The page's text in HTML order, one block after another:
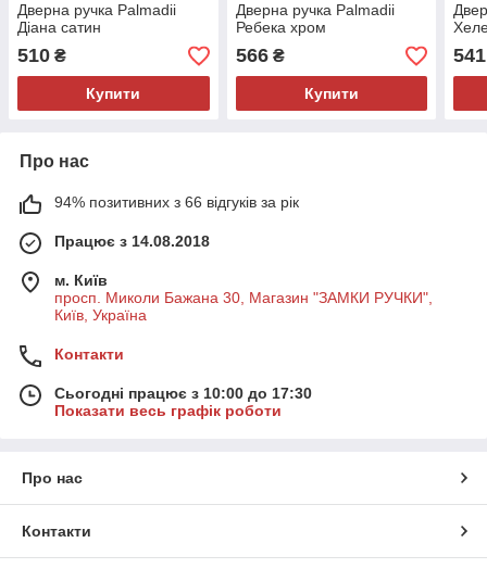
Дверна ручка Palmadii
Діана сатин
510 ₴
Купити
Дверна ручка Palmadii
Ребека хром
566₴
Купити
541
Про нас
94% позитивних з 66 відгуків за рік
Працює з 14.08.2018
м. Київ
просп. Миколи Бажана 30, Магазин "ЗАМКИ РУЧКИ",
Київ, Україна
Контакти
Сьогодні працює з 10:00 до 17:30
Показати весь графік роботи
Про нас
Контакти